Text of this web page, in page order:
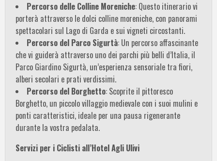
Percorso delle Colline Moreniche: Questo itinerario vi
porterà attraverso le dolci colline moreniche, con panorami
spettacolari sul Lago di Garda e sui vigneti circostanti.
Percorso del Parco Sigurtà: Un percorso affascinante
che vi guiderà attraverso uno dei parchi più belli d’Italia, il
Parco Giardino Sigurtà, un’esperienza sensoriale tra fiori,
alberi secolari e prati verdissimi.
Percorso del Borghetto: Scoprite il pittoresco
Borghetto, un piccolo villaggio medievale con i suoi mulini e
ponti caratteristici, ideale per una pausa rigenerante
durante la vostra pedalata.
Servizi per i Ciclisti all’Hotel Agli Ulivi